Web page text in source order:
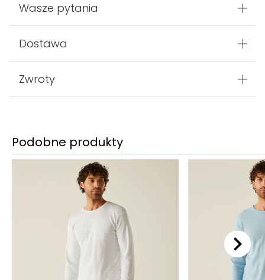
Wasze pytania
Dostawa
Zwroty
Podobne produkty